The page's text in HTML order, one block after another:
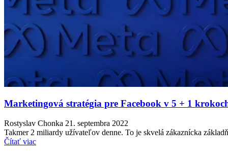
Marketingová stratégia pre Facebook v 5 + 1
Rostyslav Chonka 21. septembra 2022
Takmer 2 miliardy užívateľov denne. To je skvelá zákaznícka
Čítať viac